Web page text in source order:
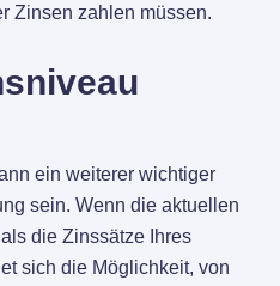
Zinsen zahlen müssen.
ein weiterer wichtiger
sein. Wenn die aktuellen
die Zinssätze Ihres
sich die Möglichkeit, von